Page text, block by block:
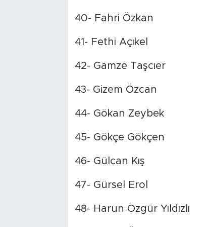
40- Fahri Özkan
41- Fethi Açıkel
42- Gamze Taşcıer
43- Gizem Özcan
44- Gökan Zeybek
45- Gökçe Gökçen
46- Gülcan Kış
47- Gürsel Erol
48- Harun Özgür Yıldızlı